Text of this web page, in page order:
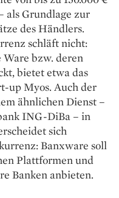
als Grundlage zur
des Händlers.
schläft nicht:
Ware bzw. deren
bietet etwa das
up Myos. Auch der
ähnlichen Dienst –
ING-DiBa – in
sich
Banxware soll
Plattformen und
Banken anbieten.